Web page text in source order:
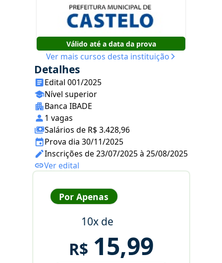
Válido até a data da prova
Ver mais cursos desta instituição
Detalhes
Edital 001/2025
Nível superior
Banca IBADE
1 vagas
Salários de R$ 3.428,96
Prova dia 30/11/2025
Inscrições de 23/07/2025 à 25/08/2025
Ver edital
Por Apenas
10x de
R$ 15,99